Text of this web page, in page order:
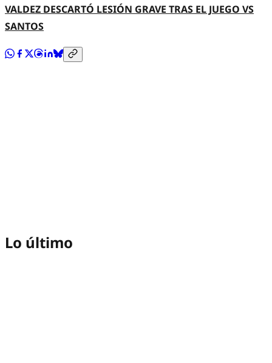
VALDEZ DESCARTÓ LESIÓN GRAVE TRAS EL JUEGO VS
SANTOS
Lo último